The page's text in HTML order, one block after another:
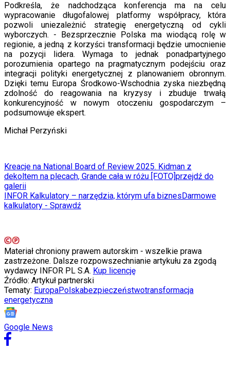
Podkreśla, że nadchodząca konferencja ma na celu
wypracowanie długofalowej platformy współpracy, która
pozwoli uniezależnić strategię energetyczną od cykli
wyborczych. - Bezsprzecznie Polska ma wiodącą rolę w
regionie, a jedną z korzyści transformacji będzie umocnienie
na pozycji lidera. Wymaga to jednak ponadpartyjnego
porozumienia opartego na pragmatycznym podejściu oraz
integracji polityki energetycznej z planowaniem obronnym.
Dzięki temu Europa Środkowo-Wschodnia zyska niezbędną
zdolność do reagowania na kryzysy i zbuduje trwałą
konkurencyjność w nowym otoczeniu gospodarczym –
podsumowuje ekspert.
Michał Perzyński
Kreacje na National Board of Review 2025. Kidman z
dekoltem na plecach, Grande cała w różu [FOTO] przejdź do
galerii
INFOR Kalkulatory – narzędzia, którym ufa biznes Darmowe
kalkulatory - Sprawdź
Materiał chroniony prawem autorskim - wszelkie prawa
zastrzeżone. Dalsze rozpowszechnianie artykułu za zgodą
wydawcy INFOR PL S.A. Kup licencję
Źródło: Artykuł partnerski
Tematy: EuropaPolskabezpieczeństwotransformacja
energetyczna
Google News